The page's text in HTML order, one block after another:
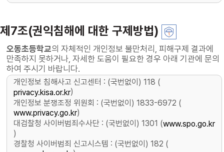
제7조(권익침해에 대한 구제방법)
오동초등학교의 자체적인 개인정보 불만처리, 피해구제 결과에
만족하지 못하거나, 자세한 도움이 필요한 경우 아래 기관에 문의
하여 주시기 바랍니다.
개인정보 침해사고 신고센터 : (국번없이) 118 (
privacy.kisa.or.kr)
개인정보 분쟁조정 위원회 : (국번없이) 1833-6972 (
www.privacy.go.kr)
대검찰청 사이버범죄수사단 : (국번없이) 1301 (www.spo.go.kr
)
경찰청 사이버범죄 신고시스템 : (국번없이) 182 (